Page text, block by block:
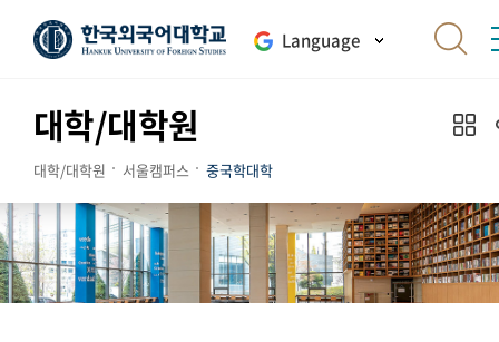
Language
대학/대학원
대학/대학원 서울캠퍼스 중국학대학